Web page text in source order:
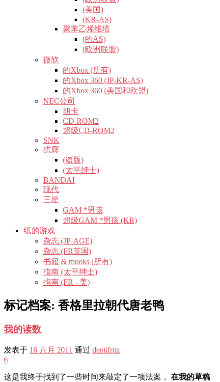
(美国)
(KR-AS)
聚苯乙烯维塔
(的AS)
(欧洲联盟)
微软
的Xbox (所有)
的Xbox 360 (JP-KR-AS)
的Xbox 360 (美国和欧盟)
NEC公司
胡卡
CD-ROM2
超级CD-ROM2
SNK
拱廊
(盗版)
(太平绅士)
BANDAI
现代
三星
GAM *男孩
超级GAM *男孩 (KR)
纸的游戏
杂志 (JP-AGE)
杂志 (FR英国)
书籍 & mooks (所有)
指南 (太平绅士)
指南 (FR - 美)
标记档案: 香格里拉朝代唐老鸭
我的读数
发表于 16 八月 2011 通过 dentifritz
6
这是我终于找到了一些时间来敲定了一项法案， 在我的草稿